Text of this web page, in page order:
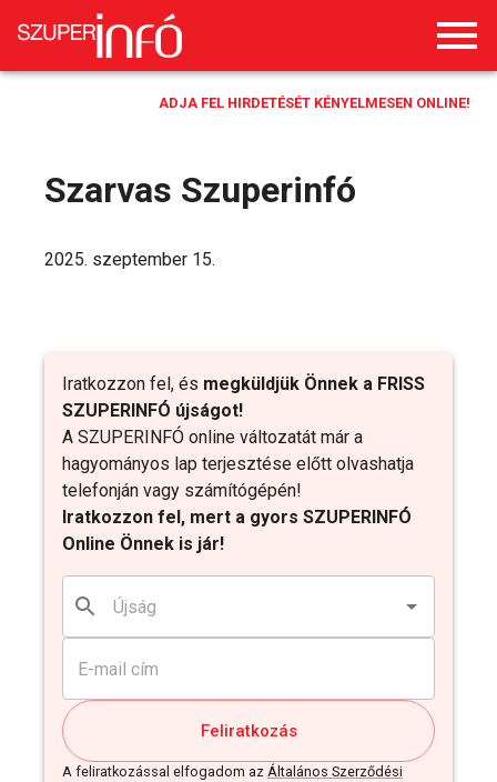
ADJA FEL HIRDETÉSÉT KÉNYELMESEN ONLINE!
Szarvas Szuperinfó
Iratkozzon fel, és megküldjük Önnek a FRISS
SZUPERINFÓ újságot!
A SZUPERINFÓ online változatát már a
hagyományos lap terjesztése előtt olvashatja
telefonján vagy számítógépén!
Iratkozzon fel, mert a gyors SZUPERINFÓ
Online Önnek is jár!
Feliratkozás
A feliratkozással elfogadom az Általános Szerződési
2025. szeptember 15.